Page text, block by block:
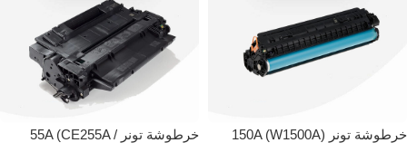
خرطوشة تونر 150A (W1500A)
خرطوشة تونر 55A (CE255A /